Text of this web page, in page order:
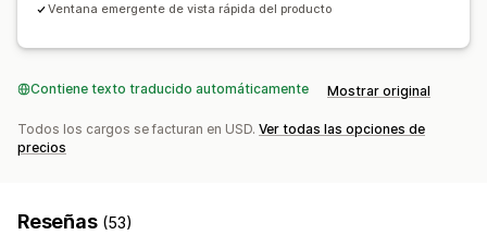
Ventana emergente de vista rápida del producto
Contiene texto traducido automáticamente Mostrar original
Todos los cargos se facturan en USD. Ver todas las opciones de
precios
Reseñas (53)